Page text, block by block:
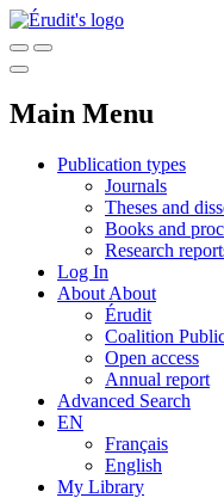
Main Menu
Publication types
Journals
Theses and
Books and
Research
Log In
About About
Érudit
Coalition
Open access
Annual report
Advanced Search
EN
Français
English
My Library